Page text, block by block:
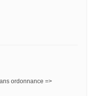
ordonnance =>